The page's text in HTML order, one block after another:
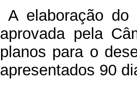
A elaboração do
aprovada pela
planos para o
apresentados 90